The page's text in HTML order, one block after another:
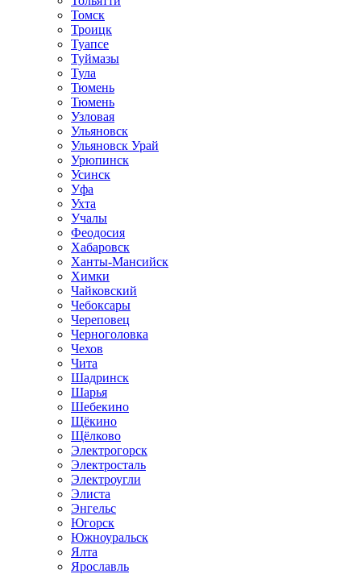
Томск
Троицк
Туапсе
Туймазы
Тула
Тюмень
Тюмень
Узловая
Ульяновск
Ульяновск Урай
Урюпинск
Усинск
Уфа
Ухта
Учалы
Феодосия
Хабаровск
Ханты-Мансийск
Химки
Чайковский
Чебоксары
Череповец
Черноголовка
Чехов
Чита
Шадринск
Шарья
Шебекино
Щёкино
Щёлково
Электрогорск
Электросталь
Электроугли
Элиста
Энгельс
Югорск
Южноуральск
Ялта
Ярославль